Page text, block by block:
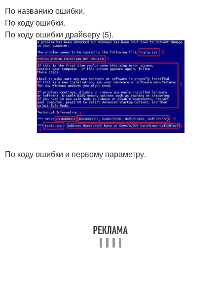
По названию ошибки.
По коду ошибки.
По коду ошибки драйверу (5).
По коду ошибки и первому параметру.